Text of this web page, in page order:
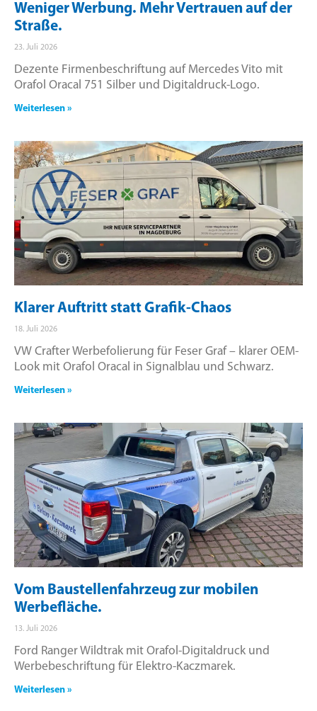
Weniger Werbung. Mehr Vertrauen auf der
Straße.
23. Juli 2026
Dezente Firmenbeschriftung auf Mercedes Vito mit
Orafol Oracal 751 Silber und Digitaldruck-Logo.
Weiterlesen »
Klarer Auftritt statt Grafik-Chaos
18. Juli 2026
VW Crafter Werbefolierung für Feser Graf – klarer OEM-
Look mit Orafol Oracal in Signalblau und Schwarz.
Weiterlesen »
Vom Baustellenfahrzeug zur mobilen
Werbefläche.
13. Juli 2026
Ford Ranger Wildtrak mit Orafol-Digitaldruck und
Werbebeschriftung für Elektro-Kaczmarek.
Weiterlesen »